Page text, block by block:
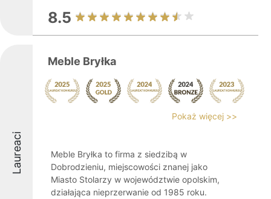
8.5
Laureaci
Meble Bryłka
Pokaż więcej >>
Meble Bryłka to firma z siedzibą w
Dobrodzieniu, miejscowości znanej jako
Miasto Stolarzy w województwie opolskim,
działająca nieprzerwanie od 1985 roku.